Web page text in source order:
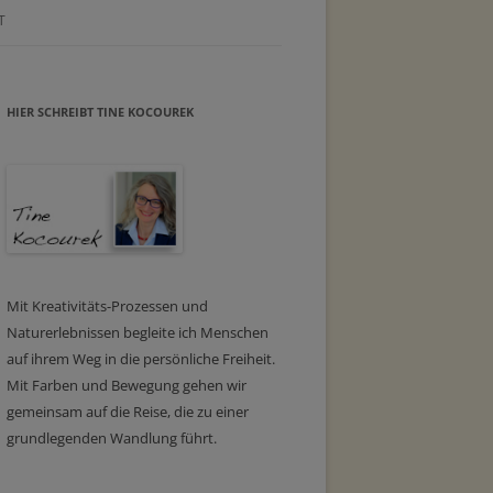
HIER SCHREIBT TINE KOCOUREK
Mit Kreativitäts-Prozessen und
Naturerlebnissen begleite ich Menschen
auf ihrem Weg in die persönliche Freiheit.
Mit Farben und Bewegung gehen wir
gemeinsam auf die Reise, die zu einer
grundlegenden Wandlung führt.